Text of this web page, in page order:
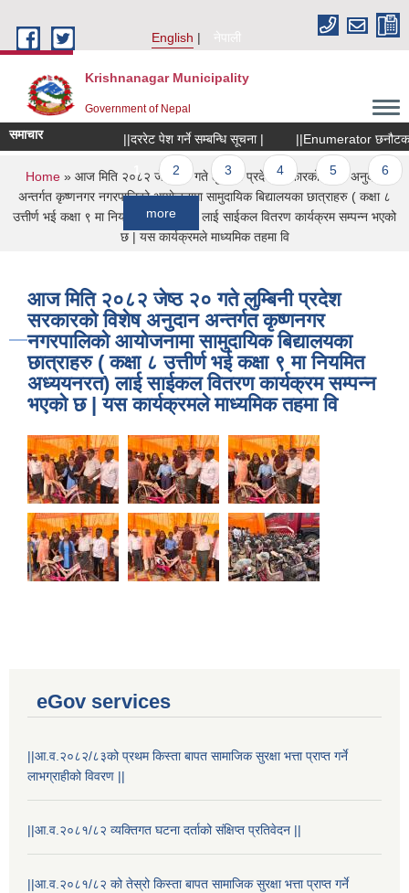
English
नेपाली
Krishnanagar Municipality
Government of Nepal
समाचार ||दररेट पेश गर्ने सम्बन्धि सूचना | ||Enumerator छनौटका
Pages
1 2 3 4 5 6
more
You are here
Home » आज मिति २०८२ जेष्ठ २० गते लुम्बिनी प्रदेश सरकारको विशेष अनुदान
अन्तर्गत कृष्णनगर नगरपालिको आयोजनामा सामुदायिक बिद्यालयका छात्राहरु ( कक्षा ८
उत्तीर्ण भई कक्षा ९ मा नियमित अध्ययनरत) लाई साईकल वितरण कार्यक्रम सम्पन्न भएको
छ | यस कार्यक्रमले माध्यमिक तहमा वि
आज मिति २०८२ जेष्ठ २० गते लुम्बिनी प्रदेश
सरकारको विशेष अनुदान अन्तर्गत कृष्णनगर
नगरपालिको आयोजनामा सामुदायिक बिद्यालयका
छात्राहरु ( कक्षा ८ उत्तीर्ण भई कक्षा ९ मा नियमित
अध्ययनरत) लाई साईकल वितरण कार्यक्रम सम्पन्न
भएको छ | यस कार्यक्रमले माध्यमिक तहमा वि
eGov services
||आ.व.२०८२/८३को प्रथम किस्ता बापत सामाजिक सुरक्षा भत्ता प्राप्त गर्ने
लाभग्राहीको विवरण ||
||आ.व.२०८१/८२ व्यक्तिगत घटना दर्ताको संक्षिप्त प्रतिवेदन ||
||आ.व.२०८१/८२ को तेस्रो किस्ता बापत सामाजिक सुरक्षा भत्ता प्राप्त गर्ने